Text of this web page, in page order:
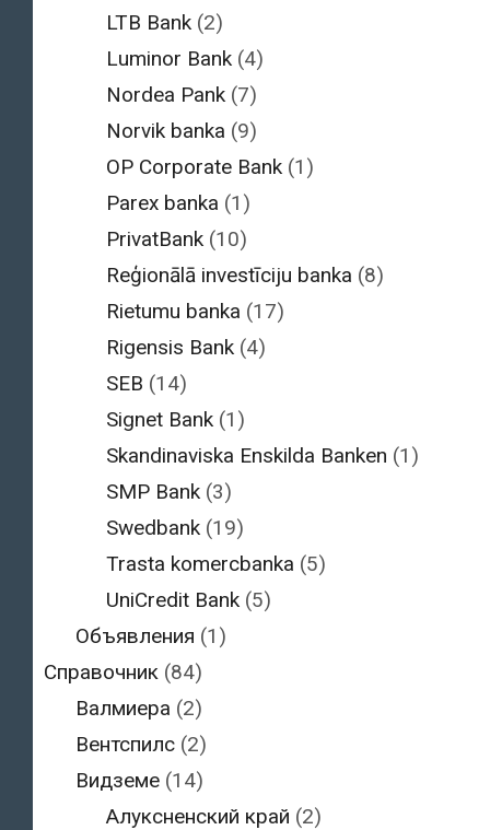
LTB Bank (2)
Luminor Bank (4)
Nordea Pank (7)
Norvik banka (9)
OP Corporate Bank (1)
Parex banka (1)
PrivatBank (10)
Reģionālā investīciju banka (8)
Rietumu banka (17)
Rigensis Bank (4)
SEB (14)
Signet Bank (1)
Skandinaviska Enskilda Banken (1)
SMP Bank (3)
Swedbank (19)
Trasta komercbanka (5)
UniCredit Bank (5)
Объявления (1)
Справочник (84)
Валмиера (2)
Вентспилс(2)
Видземе(14)
Алуксненский край (2)